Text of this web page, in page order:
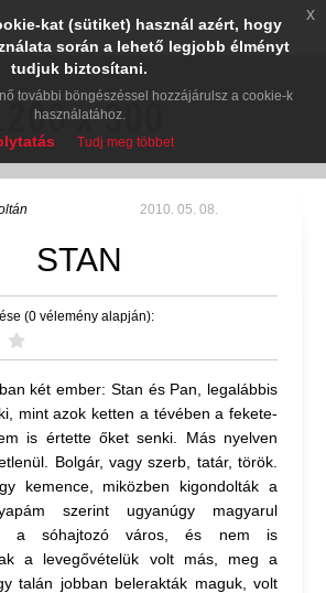
2010. 05. 08.
STAN
(0 vélemény alapján):
két ember: Stan és Pan, legalábbis
mint azok ketten a tévében a fekete-
is értette őket senki. Más nyelven
Bolgár, vagy szerb, tatár, török.
kemence, miközben kigondolták a
szerint ugyanúgy magyarul
a sóhajtozó város, és nem is
a levegővételük volt más, meg a
talán jobban belerakták maguk, volt
kat (sütiket) használ azért, hogy
során a lehető legjobb élményt
tudjuk biztosítani.
további böngészéssel hozzájárulsz a cookie-k
használatához.
Tudj meg többet
x